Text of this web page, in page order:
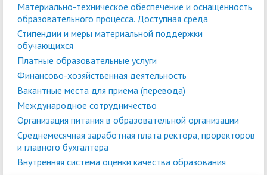
Материально-техническое обеспечение и оснащенность
образовательного процесса. Доступная среда
Стипендии и меры материальной поддержки
обучающихся
Платные образовательные услуги
Финансово-хозяйственная деятельность
Вакантные места для приема (перевода)
Международное сотрудничество
Организация питания в образовательной организации
Среднемесячная заработная плата ректора, проректоров
и главного бухгалтера
Внутренняя система оценки качества образования